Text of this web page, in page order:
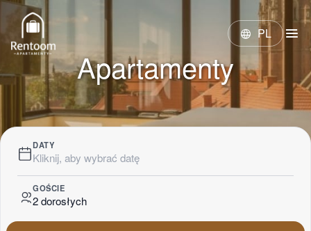
language PL menu
Apartamenty
DATY
Kliknij, aby wybrać datę
GOŚCIE
2 dorosłych